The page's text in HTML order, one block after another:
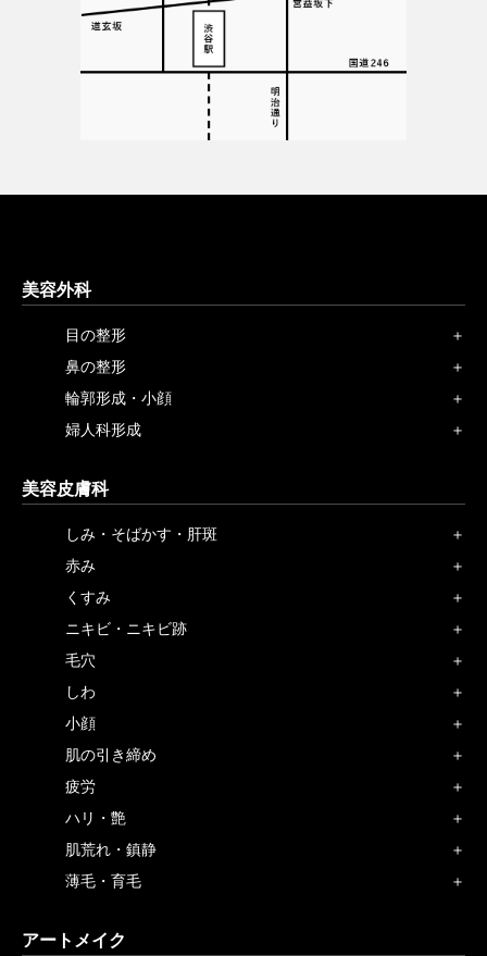
美容外科
目の整形
鼻の整形
輪郭形成・小顔
婦人科形成
美容皮膚科
しみ・そばかす・肝斑
赤み
くすみ
ニキビ・ニキビ跡
毛穴
しわ
小顔
肌の引き締め
疲労
ハリ・艶
肌荒れ・鎮静
薄毛・育毛
アートメイク